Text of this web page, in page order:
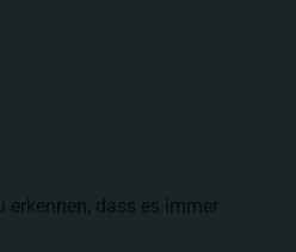
erkennen, dass es immer